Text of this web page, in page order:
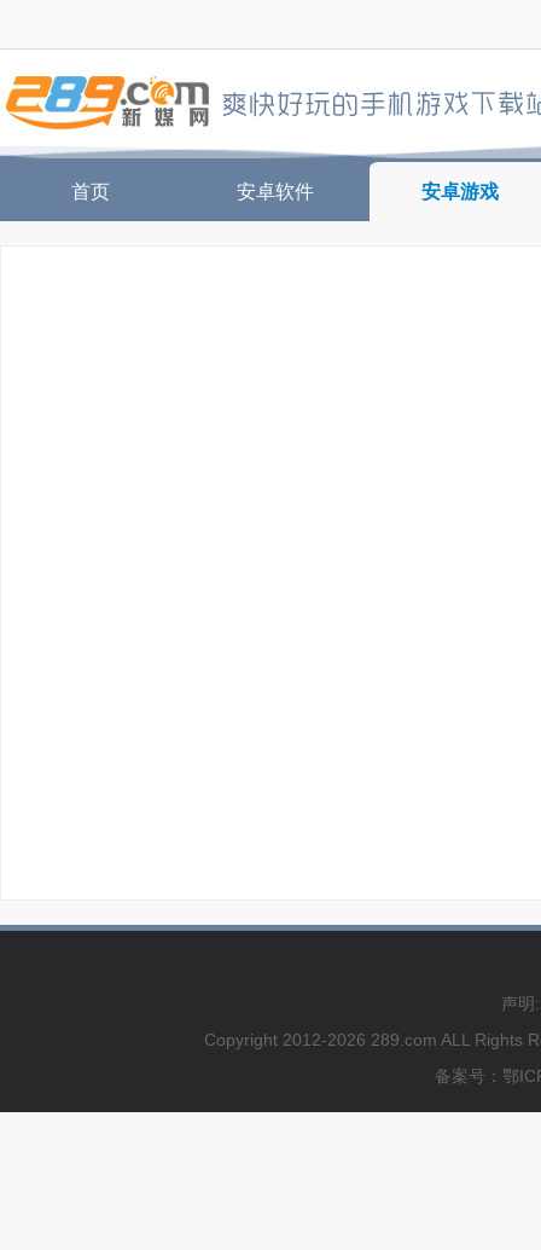
首页 安卓软件 安卓游戏
声明
Copyright 2012-2026 289.com ALL Rights
备案号：鄂